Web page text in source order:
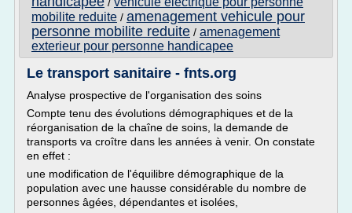
mobilite reduite / amenagement vehicule pour
personne mobilite reduite / amenagement
exterieur pour personne handicapee
Le transport sanitaire - fnts.org
Analyse prospective de l'organisation des soins
Compte tenu des évolutions démographiques et de la
réorganisation de la chaîne de soins, la demande de
transports va croître dans les années à venir. On constate
en effet :
une modification de l'équilibre démographique de la
population avec une hausse considérable du nombre de
personnes âgées, dépendantes et isolées,